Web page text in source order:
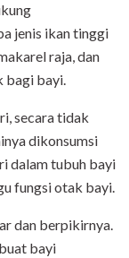
jenis ikan tinggi
raja, dan
bagi bayi.
secara tidak
dikonsumsi
dalam tubuh bayi
fungsi otak bayi.
dan berpikirnya.
bayi